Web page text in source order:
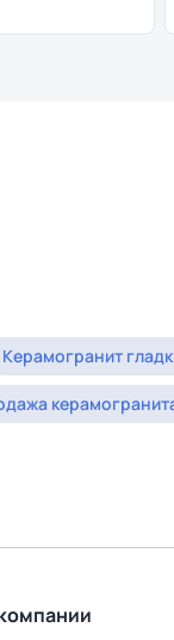
Керамогранит